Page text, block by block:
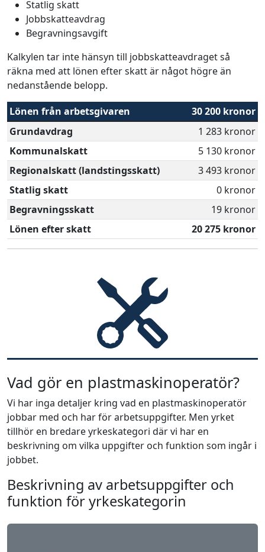
Statlig skatt
Jobbskatteavdrag
Begravningsavgift
Kalkylen tar inte hänsyn till jobbskatteavdraget så
räkna med att lönen efter skatt är något högre än
nedanstående belopp.
Lönen från arbetsgivaren
30 200 kronor
Grundavdrag
1 283 kronor
Kommunalskatt
5 130 kronor
Regionalskatt (landstingsskatt)
3 493 kronor
Statlig skatt
0 kronor
Begravningsskatt
19 kronor
Lönen efter skatt
20 275 kronor
Vad gör en plastmaskinoperatör?
Vi har inga detaljer kring vad en plastmaskinoperatör
jobbar med och har för arbetsuppgifter. Men yrket
tillhör en bredare yrkeskategori där vi har en
beskrivning om vilka uppgifter och funktion som ingår i
jobbet.
Beskrivning av arbetsuppgifter och
funktion för yrkeskategorin